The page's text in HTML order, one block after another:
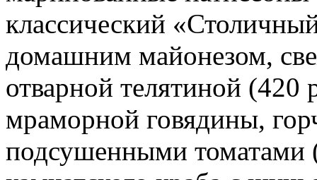
классический
домашним майонезом,
отварной телятиной (420
мраморной говядины,
подсушенными